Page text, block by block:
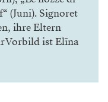
(Juni). Signoret
ihre Eltern
Vorbild ist Elīna